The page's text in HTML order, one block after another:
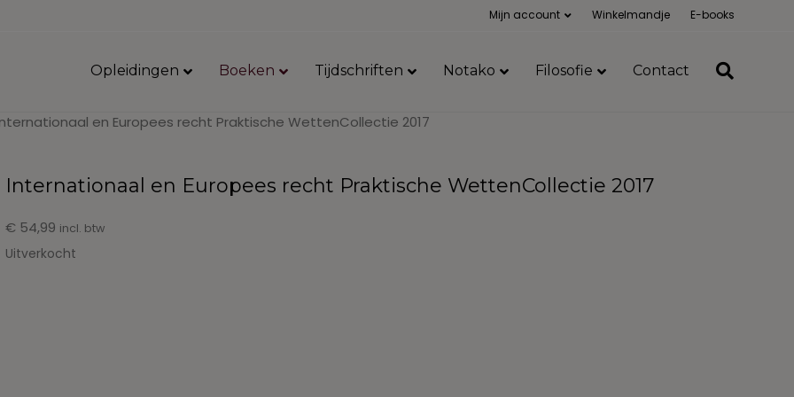
Mijn account Winkelmandje E-books
Opleidingen Boeken Tijdschriften Notako Filosofie Contact
en Europees recht Praktische WettenCollectie 2017
Internationaal en Europees recht Praktische WettenCollectie 2017
€ 54,99 incl. btw
Uitverkocht